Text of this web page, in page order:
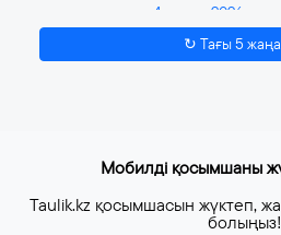
4 тамыз, 2026
↻ Тағы 5
Мобилді қосымшаны
Taulik.kz қосымшасын жүктеп,
болыңыз!